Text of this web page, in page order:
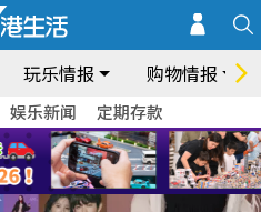
玩乐情报 购物情报
娱乐新闻 定期存款